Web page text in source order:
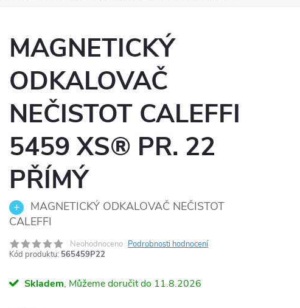
MAGNETICKÝ
ODKALOVAČ
NEČISTOT CALEFFI
5459 XS® PR. 22
PŘÍMÝ
MAGNETICKÝ ODKALOVAČ NEČISTOT
CALEFFI
Neohodnoceno Podrobnosti hodnocení
Kód produktu: 565459P22
Skladem 11.8.2026